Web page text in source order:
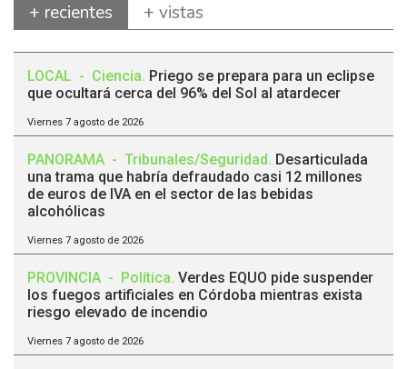
+ recientes + vistas
LOCAL - Ciencia. Priego se prepara para un eclipse
que ocultará cerca del 96% del Sol al atardecer
Viernes 7 agosto de 2026
PANORAMA - Tribunales/Seguridad. Desarticulada
una trama que habría defraudado casi 12 millones
de euros de IVA en el sector de las bebidas
alcohólicas
Viernes 7 agosto de 2026
PROVINCIA - Política. Verdes EQUO pide suspender
los fuegos artificiales en Córdoba mientras exista
riesgo elevado de incendio
Viernes 7 agosto de 2026